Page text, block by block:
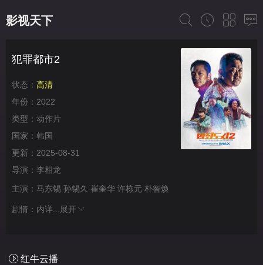
影视天下
犯罪都市2
状态： 高清
年份： 2022
类型： 动作片
国家： 韩国
更新： 2025-08-31
导演： 李相龙
主演： 马东锡 孙锡久 崔奎华 许栋元 朴智焕
剧情： 内详... 展开
红牛云播